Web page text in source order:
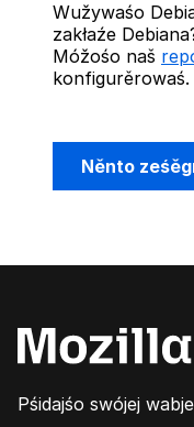
Wužywaśo
zakłaźe
Móžośo naš
konfigurěrowaś.
Něnto
Pśidajśo swójej